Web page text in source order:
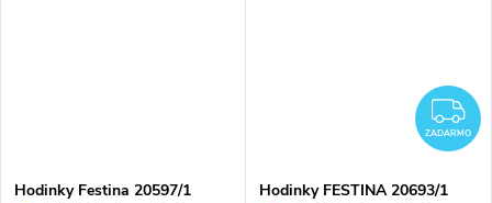
Hodinky Festina 20597/1
ZADARMO
Hodinky FESTINA 20693/1